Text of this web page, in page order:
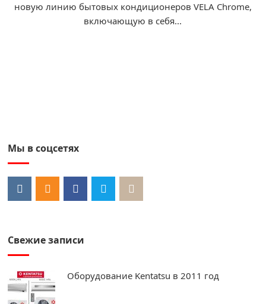
новую линию бытовых кондиционеров VELA Chrome,
включающую в себя...
Мы в соцсетях
Свежие записи
Оборудование Kentatsu в 2011 год